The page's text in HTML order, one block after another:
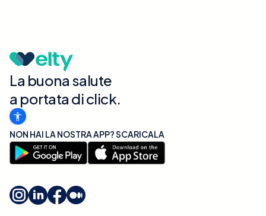
La buona salute
a portata di click.
NON HAI LA NOSTRA APP? SCARICALA